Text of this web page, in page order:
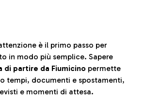
è il primo passo per
in modo più semplice. Sapere
di partire da Fiumicino permette
tempi, documenti e spostamenti,
e momenti di attesa.